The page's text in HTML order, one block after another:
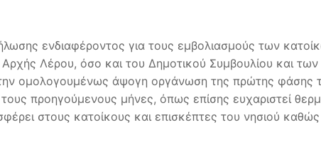
ενδιαφέροντος για τους εμβολιασμούς των
Λέρου, όσο και του Δημοτικού Συμβουλίου και
την ομολογουμένως άψογη οργάνωση της πρώτης
προηγούμενους μήνες, όπως επίσης ευχαριστεί
στους κατοίκους και επισκέπτες του νησιού